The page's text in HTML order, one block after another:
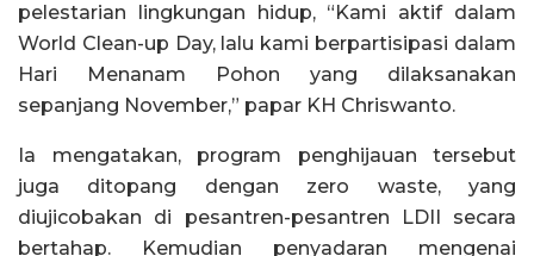
pelestarian lingkungan hidup, “Kami aktif dalam
World Clean-up Day, lalu kami berpartisipasi dalam
Hari Menanam Pohon yang dilaksanakan
sepanjang November,” papar KH Chriswanto.
Ia mengatakan, program penghijauan tersebut
juga ditopang dengan zero waste, yang
diujicobakan di pesantren-pesantren LDII secara
bertahap. Kemudian penyadaran mengenai